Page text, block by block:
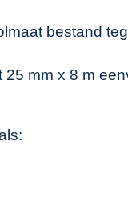
bestand
mm x 8 m